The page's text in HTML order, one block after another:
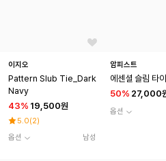
이지오
Pattern Slub Tie_Dark
Navy
43% 19,500원
5.0(2)
옵션
남성
암피스트
에센셜 슬림 타
50% 27,000
옵션